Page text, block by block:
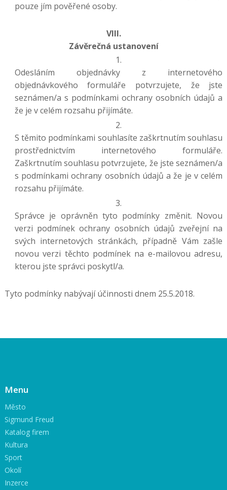
pouze jím pověřené osoby.
VIII.
Závěrečná ustanovení
Odesláním objednávky z internetového
objednávkového formuláře potvrzujete, že jste
seznámen/a s podmínkami ochrany osobních údajů a
že je v celém rozsahu přijímáte.
S těmito podmínkami souhlasíte zaškrtnutím souhlasu
prostřednictvím internetového formuláře.
Zaškrtnutím souhlasu potvrzujete, že jste seznámen/a
s podmínkami ochrany osobních údajů a že je v celém
rozsahu přijímáte.
Správce je oprávněn tyto podmínky změnit. Novou
verzi podmínek ochrany osobních údajů zveřejní na
svých internetových stránkách, případně Vám zašle
novou verzi těchto podmínek na e-mailovou adresu,
kterou jste správci poskytl/a.
Tyto podmínky nabývají účinnosti dnem 25.5.2018.
Menu
Město
Sigmund Freud
Katalog firem
Kultura
Sport
Okolí
Inzerce